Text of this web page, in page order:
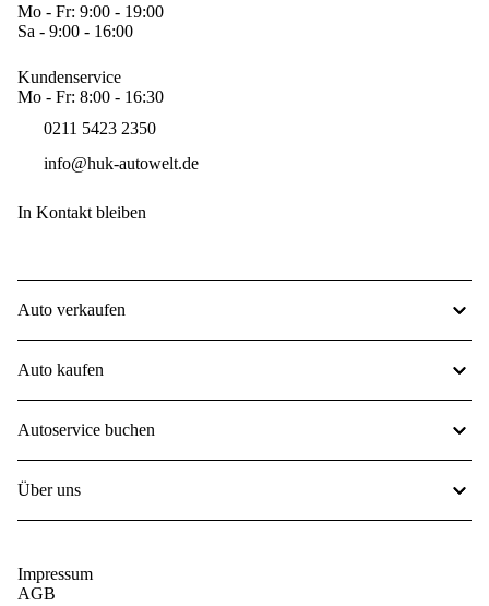
Mo - Fr: 9:00 - 19:00
Sa - 9:00 - 16:00
Kundenservice
Mo - Fr: 8:00 - 16:30
0211 5423 2350
info@huk-autowelt.de
In Kontakt bleiben
Auto verkaufen
Auto kaufen
Autoservice buchen
Über uns
Impressum
AGB